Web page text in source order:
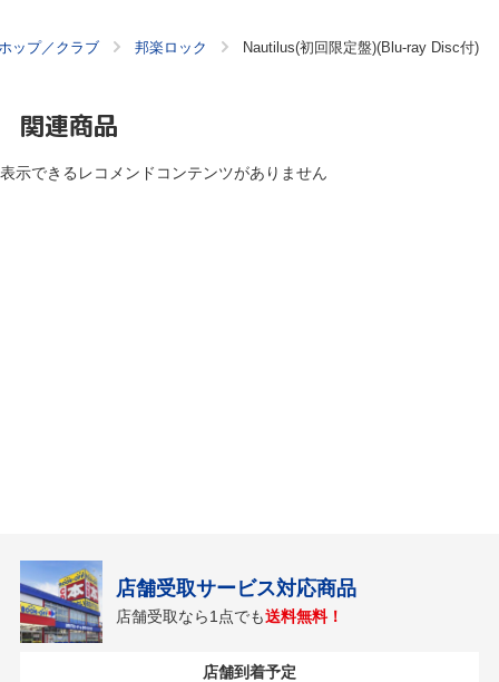
ップ／クラブ 邦楽ロック Nautilus(初回限定盤)(Blu-ray Disc付)
関連商品
表示できるレコメンドコンテンツがありません
店舗受取サービス対応商品
店舗受取なら1点でも送料無料！
店舗到着予定